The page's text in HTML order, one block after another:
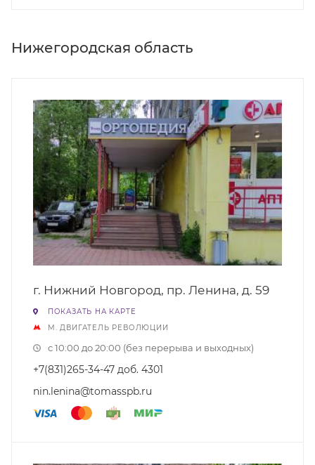
Нижегородская область
г. Нижний Новгород, пр. Ленина, д. 59
ПОКАЗАТЬ НА КАРТЕ
М. ДВИГАТЕЛЬ РЕВОЛЮЦИИ
с 10:00 до 20:00 (без перерыва и выходных)
+7(831)265-34-47 доб. 4301
nin.lenina@tomasspb.ru